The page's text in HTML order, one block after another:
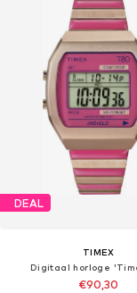
DEAL
TIMEX
Digitaal horloge
€90,30